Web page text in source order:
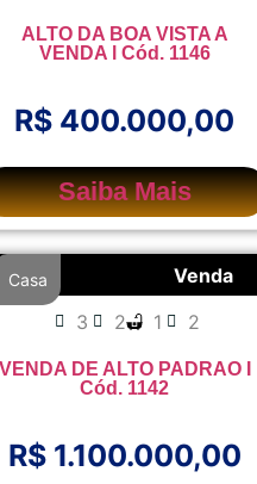
ALTO DA BOA VISTA A
VENDA l Cód. 1146
R$ 400.000,00
Saiba Mais
Venda
Casa
3 2 1 2
VENDA DE ALTO PADRAO I
Cód. 1142
R$ 1.100.000,00